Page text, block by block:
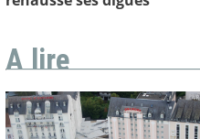
A lire